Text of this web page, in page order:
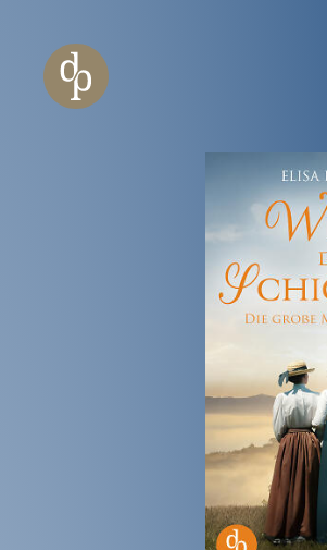
Zur Navigation springen
Zur Website-Suche springen